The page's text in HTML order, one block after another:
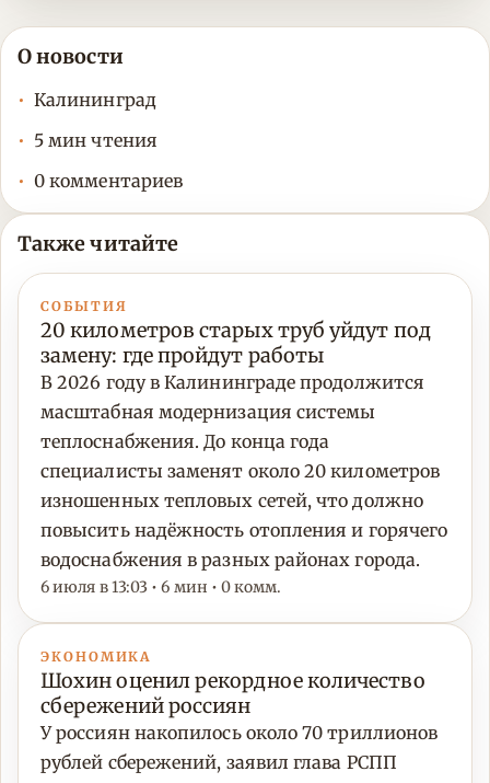
О новости
Калининград
5 мин чтения
0 комментариев
Также читайте
СОБЫТИЯ
20 километров старых труб уйдут под
замену: где пройдут работы
В 2026 году в Калининграде продолжится
масштабная модернизация системы
теплоснабжения. До конца года
специалисты заменят около 20 километров
изношенных тепловых сетей, что должно
повысить надёжность отопления и горячего
водоснабжения в разных районах города.
6 июля в 13:03 • 6 мин • 0 комм.
ЭКОНОМИКА
Шохин оценил рекордное количество
сбережений россиян
У россиян накопилось около 70 триллионов
рублей сбережений, заявил глава РСПП